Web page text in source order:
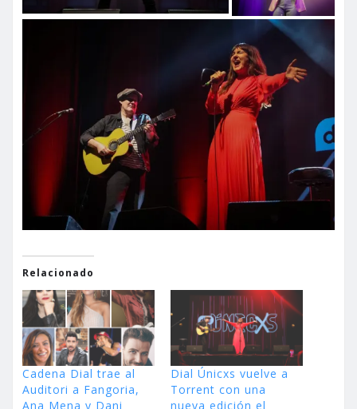
Relacionado
Cadena Dial trae al
Auditori a Fangoria,
Ana Mena y Dani
Dial Únicxs vuelve a
Torrent con una
nueva edición el